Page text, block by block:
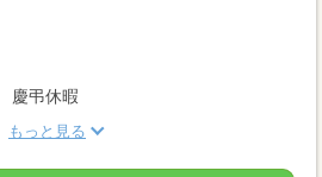
慶弔休暇
もっと見る